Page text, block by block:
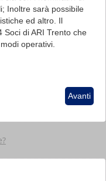
Inoltre sarà possibile
ed altro. Il
Soci di ARI Trento che
operativi.
2026 Articolo
Avanti